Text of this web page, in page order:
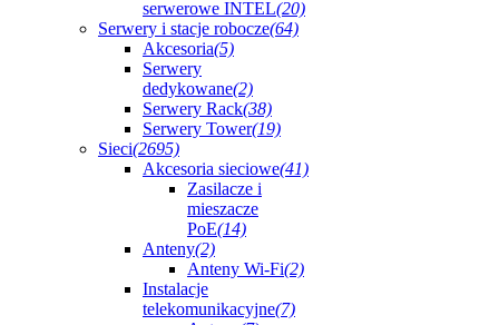
serwerowe INTEL(20)
Serwery i stacje robocze(64)
Akcesoria(5)
Serwery
dedykowane(2)
Serwery Rack(38)
Serwery Tower(19)
Sieci(2695)
Akcesoria sieciowe(41)
Zasilacze i
mieszacze
PoE(14)
Anteny(2)
Anteny Wi-Fi(2)
Instalacje
telekomunikacyjne(7)